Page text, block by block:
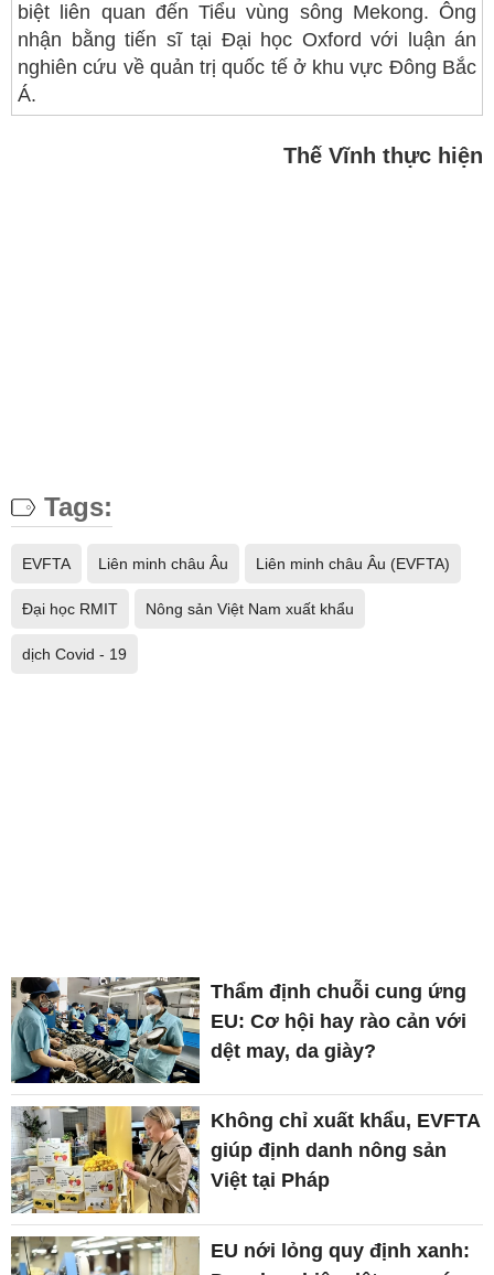
biệt liên quan đến Tiểu vùng sông Mekong. Ông
nhận bằng tiến sĩ tại Đại học Oxford với luận án
nghiên cứu về quản trị quốc tế ở khu vực Đông Bắc
Á.
Thế Vĩnh thực hiện
Tags:
EVFTA Liên minh châu Âu Liên minh châu Âu (EVFTA)
Đại học RMIT Nông sản Việt Nam xuất khẩu
dịch Covid - 19
Thẩm định chuỗi cung ứng
EU: Cơ hội hay rào cản với
dệt may, da giày?
Không chỉ xuất khẩu, EVFTA
giúp định danh nông sản
Việt tại Pháp
EU nới lỏng quy định xanh: